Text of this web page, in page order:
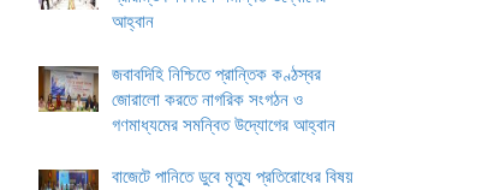
আহ্বান
জবাবদিহি নিশ্চিতে প্রান্তিক কণ্ঠস্বর
জোরালো করতে নাগরিক সংগঠন ও
গণমাধ্যমের সমন্বিত উদ্যোগের আহ্বান
বাজেটে পানিতে ডুবে মৃত্যু প্রতিরোধের বিষয়